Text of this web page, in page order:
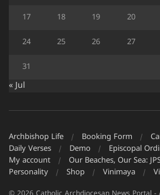
17 18 19 20
24 25 26 27
31
« Jul
Archbishop Life Booking Form
Daily Verses
Demo Episcopal
My account
Our Beaches, Our Sea:
Personality
Shop Vinimaya